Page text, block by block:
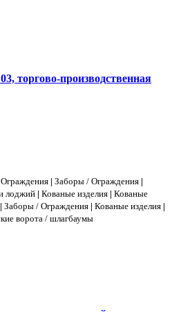
торгово-производственная
| Заборы / Ограждения |
лоджий | Кованые изделия | Кованые
| Заборы / Ограждения | Кованые изделия |
ворота / шлагбаумы